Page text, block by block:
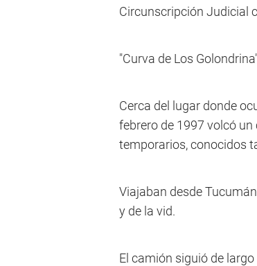
Circunscripción Judicial
"Curva de Los
Cerca del lugar donde
febrero de 1997 volcó
temporarios, conocidos
Viajaban desde
y de la vid.
El camión siguió de